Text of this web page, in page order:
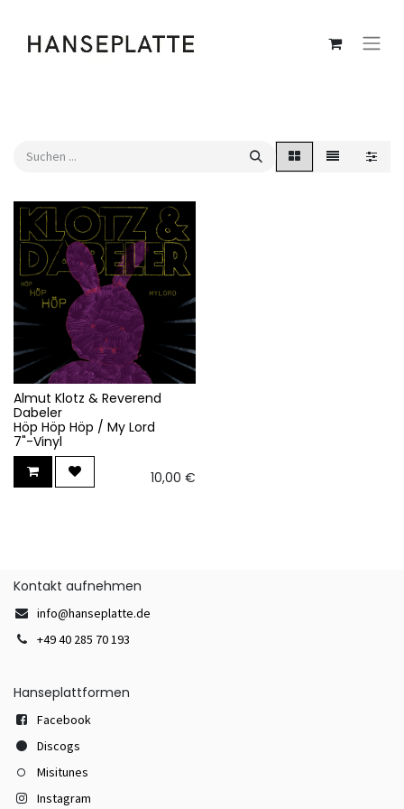
Almut Klotz & Reverend
Dabeler
Höp Höp Höp / My Lord
7"-Vinyl
10,00 €
Kontakt aufnehmen
info@hanseplatte.de
+49 40 285 70 193
Hanseplattformen
Facebook
Discogs
Misitunes
Instagram